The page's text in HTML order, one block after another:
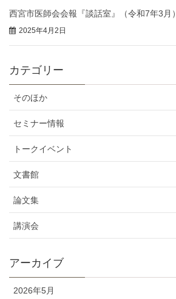
西宮市医師会会報『談話室』（令和7年3月）
2025年4月2日
カテゴリー
そのほか
セミナー情報
トークイベント
文書館
論文集
講演会
アーカイブ
2026年5月